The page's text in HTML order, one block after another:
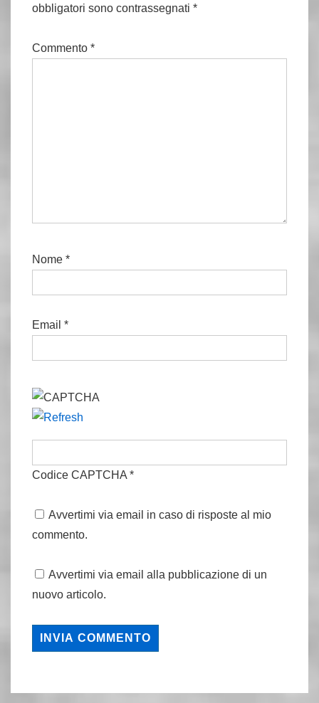
obbligatori sono contrassegnati *
Commento *
Nome *
Email *
Codice CAPTCHA *
Avvertimi via email in caso di risposte al mio
commento.
Avvertimi via email alla pubblicazione di un
nuovo articolo.